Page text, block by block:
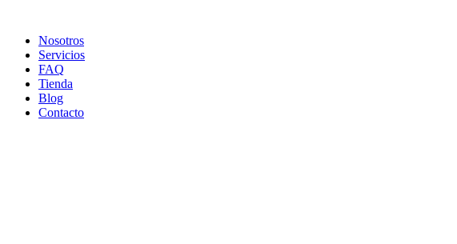
contenidoNosotros
Servicios
FAQ
Tienda
Blog
Contacto